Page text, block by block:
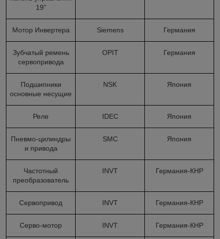
19”
Мотор Инвертера Siemens Германия
Зубчатый ремень
сервопривода
OPIT Германия
Подшипники
основные несущие
NSK Япония
Реле IDEC Япония
Пневмо-цилиндры
и привода
SMC Япония
Частотный
преобразователь
INVT Германия-КНР
Сервопривод INVT Германия-КНР
Серво-мотор INVT Германия-КНР